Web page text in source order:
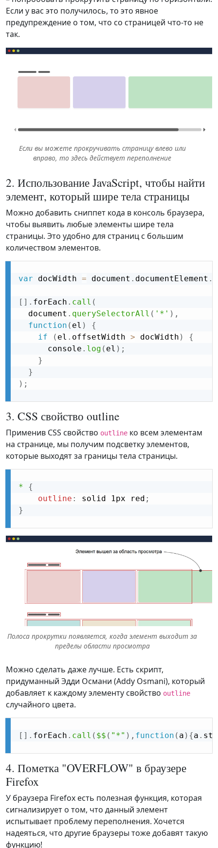
Если у вас это получилось, то это явное
предупреждение о том, что со страницей что-то не
так.
Если вы можете прокручивать страницу влево или
вправо, то здесь действует переполнение
2. Использование JavaScript, чтобы найти
элемент, который шире тела страницы
Можно добавить сниппет кода в консоль браузера,
чтобы выявить любые элементы шире тела
страницы. Это удобно для страниц с большим
количеством элементов.
var docWidth = document . documentElement .
[ ] . forEach . call (
  document
. querySelectorAll ( '*' ) ,
function ( el )
{
if
( el . offsetWidth > docWidth )
{
      console
. log ( el ) ;
}
}
) ;
3. CSS свойство outline
Применив CSS свойство outline ко всем элементам
на странице, мы получим подсветку элементов,
которые выходят за границы тела страницы.
*
{
outline : solid 1px red ;
}
Полоса прокрутки появляется, когда элемент выходит за
пределы области просмотра
Можно сделать даже лучше. Есть скрипт,
придуманный Эдди Османи (Addy Osmani), который
добавляет к каждому элементу свойство outline
случайного цвета.
[ ] . forEach . call ( $$ ( "*" ) , function ( a ) {a .
4. Пометка "OVERFLOW" в браузере
Firefox
У браузера Firefox есть полезная функция, которая
сигнализирует о том, что данный элемент
испытывает проблему переполнения. Хочется
надеяться, что другие браузеры тоже добавят такую
функцию!